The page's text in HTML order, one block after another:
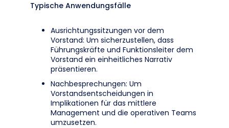
Typische Anwendungsfälle
Ausrichtungssitzungen vor dem
Vorstand: Um sicherzustellen, dass
Führungskräfte und Funktionsleiter dem
Vorstand ein einheitliches Narrativ
präsentieren.
Nachbesprechungen: Um
Vorstandsentscheidungen in
Implikationen für das mittlere
Management und die operativen Teams
umzusetzen.